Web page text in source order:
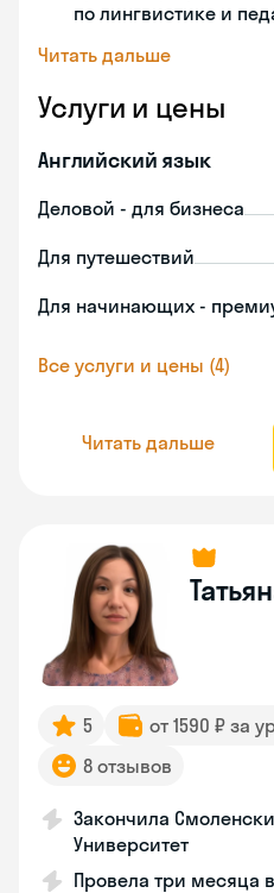
по лингвистике и
Читать дальше
Услуги и цены
Английский язык
Деловой - для бизнеса
Для путешествий
Для начинающих -
Все услуги и цены (4)
Читать дальше
5 от 1590 ₽ за
8 отзывов
Закончила
Университет
Провела три месяца